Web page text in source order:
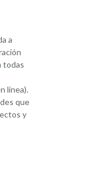
a
todas
línea).
que
y